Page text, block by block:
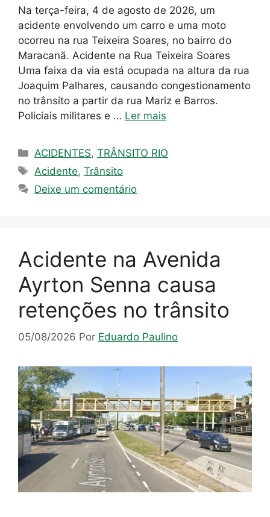
Na terça-feira, 4 de agosto de 2026, um
acidente envolvendo um carro e uma moto
ocorreu na rua Teixeira Soares, no bairro do
Maracanã. Acidente na Rua Teixeira Soares
Uma faixa da via está ocupada na altura da rua
Joaquim Palhares, causando congestionamento
no trânsito a partir da rua Mariz e Barros.
Policiais militares e … Ler mais
Categorias
ACIDENTES,TRÂNSITO RIO
Tags
Acidente,Trânsito
Deixe um comentário
Acidente na Avenida
Ayrton Senna causa
retenções no trânsito
05/08/2026 Por Eduardo Paulino